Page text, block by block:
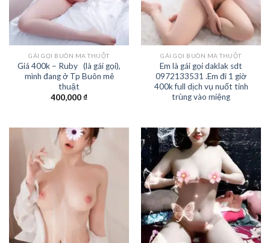
GÁI GỌI BUÔN MA THUỘT
Giá 400k – Ruby (là gái gọi),
mình đang ở Tp Buôn mê
thuật
400,000₫
GÁI GỌI BUÔN MA THUỘT
Em là gái gọi daklak sdt
0972133531 .Em đi 1 giờ
400k full dịch vụ nuốt tinh
trùng vào miệng